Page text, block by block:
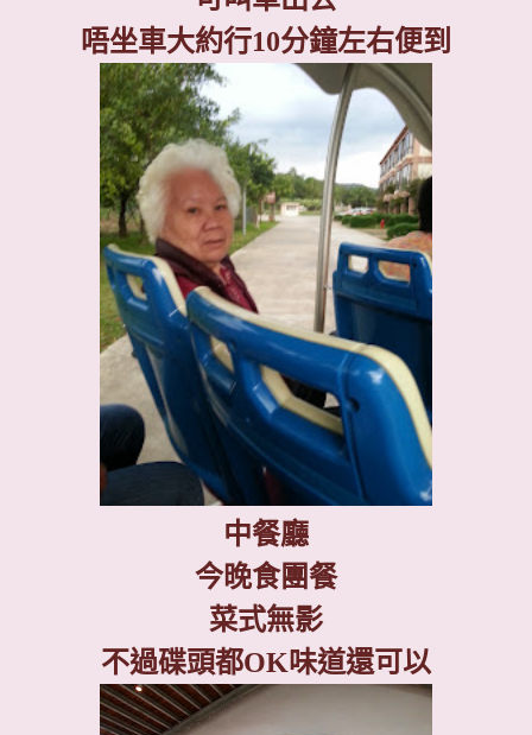
唔坐車大約行10分鐘左右便到
中餐廳
今晚食團餐
菜式無影
不過碟頭都OK味道還可以